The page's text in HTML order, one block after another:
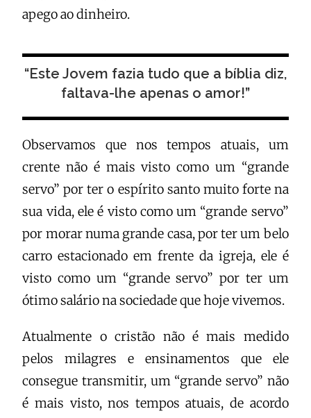
apego ao dinheiro.
“Este Jovem fazia tudo que a bíblia diz,
faltava-lhe apenas o amor!”
Observamos que nos tempos atuais, um
crente não é mais visto como um “grande
servo” por ter o espírito santo muito forte na
sua vida, ele é visto como um “grande servo”
por morar numa grande casa, por ter um belo
carro estacionado em frente da igreja, ele é
visto como um “grande servo” por ter um
ótimo salário na sociedade que hoje vivemos.
Atualmente o cristão não é mais medido
pelos milagres e ensinamentos que ele
consegue transmitir, um “grande servo” não
é mais visto, nos tempos atuais, de acordo